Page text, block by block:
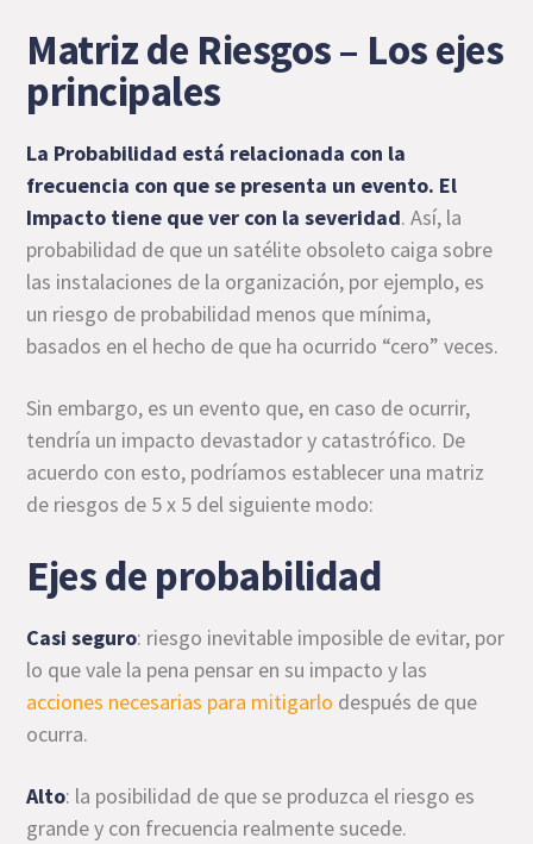
Matriz de Riesgos – Los ejes
principales
La Probabilidad está relacionada con la
frecuencia con que se presenta un evento. El
Impacto tiene que ver con la severidad. Así, la
probabilidad de que un satélite obsoleto caiga sobre
las instalaciones de la organización, por ejemplo, es
un riesgo de probabilidad menos que mínima,
basados en el hecho de que ha ocurrido “cero” veces.
Sin embargo, es un evento que, en caso de ocurrir,
tendría un impacto devastador y catastrófico. De
acuerdo con esto, podríamos establecer una matriz
de riesgos de 5 x 5 del siguiente modo:
Ejes de probabilidad
Casi seguro: riesgo inevitable imposible de evitar, por
lo que vale la pena pensar en su impacto y las
acciones necesarias para mitigarlo después de que
ocurra.
Alto: la posibilidad de que se produzca el riesgo es
grande y con frecuencia realmente sucede.